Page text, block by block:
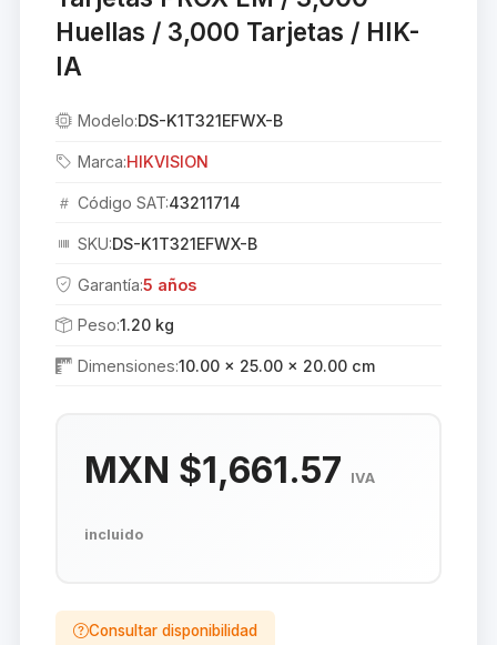
Huellas / 3,000 Tarjetas / HIK-
IA
Modelo:DS-K1T321EFWX-B
Marca:HIKVISION
Código SAT:43211714
SKU:DS-K1T321EFWX-B
Garantía:5 años
Peso:1.20 kg
Dimensiones:10.00 × 25.00 × 20.00 cm
MXN $1,661.57 IVA
incluido
Consultar disponibilidad